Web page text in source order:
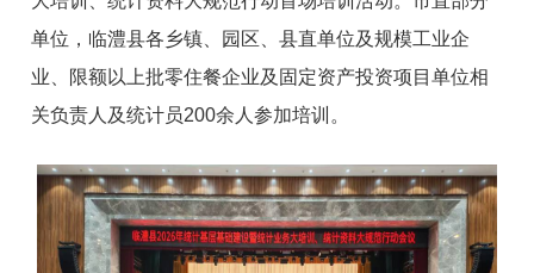
单位，临澧县各乡镇、园区、县直单位及规模工业企
业、限额以上批零住餐企业及固定资产投资项目单位相
关负责人及统计员200余人参加培训。